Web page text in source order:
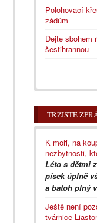
Polohovací
zádům
Dejte sbohem
šestihrannou
TRŽIŠTĚ
K moři, na
nezbytnosti,
Léto s dětmi
písek úplně
a batoh plný
Ještě není
tvárnice